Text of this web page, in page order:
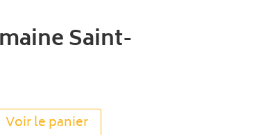
Saint-
Voir le panier
A